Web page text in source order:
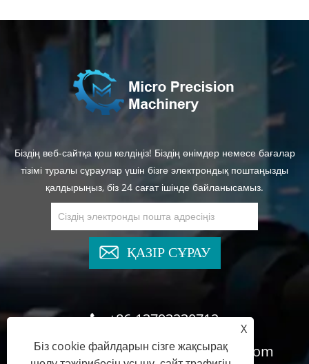
Біздің веб-сайтқа қош келдіңіз! Біздің өнімдер немесе бағалар
тізімі туралы сұраулар үшін бізге электрондық поштаңызды
қалдырыңыз, біз 24 сағат ішінде байланысамыз.
ҚАЗІР СҰРАУ
+86-13793230712
cyndee@wghydrauliccylinder.com
X
Біз cookie файлдарын сізге жақсырақ